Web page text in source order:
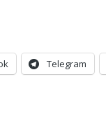
Telegram